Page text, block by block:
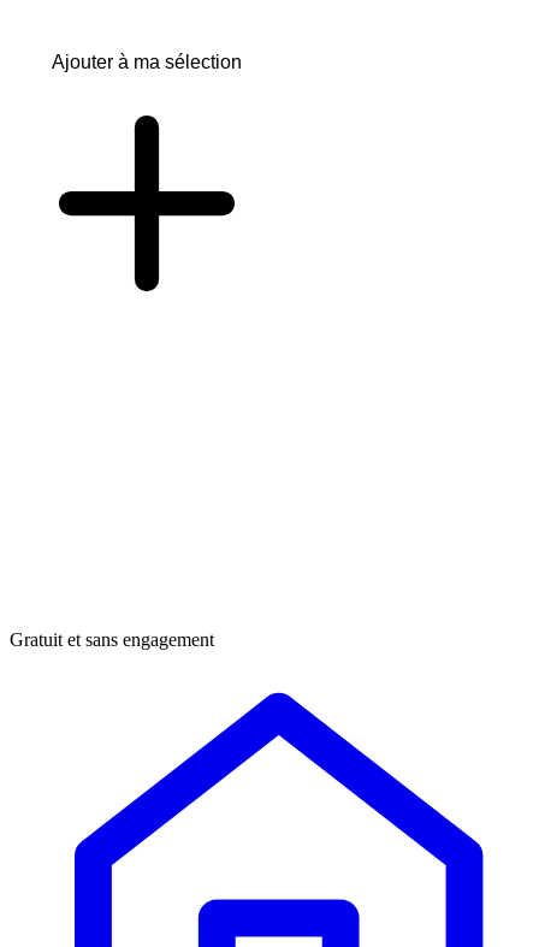
Ajouter à ma sélection
Gratuit et sans engagement